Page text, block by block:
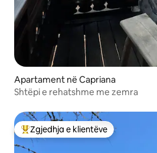
Apartament në Capriana
Shtëpi e rehatshme me zemra
Më të mirat e zgjedhjeve të klientëve
Zgjedhja e klientëve